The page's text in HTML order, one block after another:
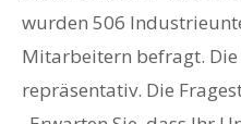
wurden 506
Mitarbeitern befragt.
repräsentativ. Die